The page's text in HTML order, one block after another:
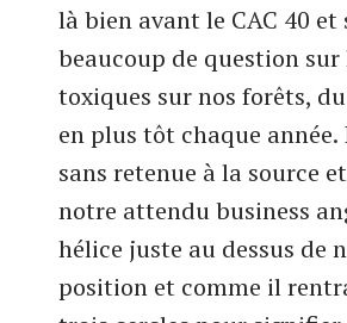
là bien avant le CAC 40
beaucoup de question
toxiques sur nos forêts,
en plus tôt chaque
sans retenue à la source
notre attendu business
hélice juste au dessus de
position et comme il